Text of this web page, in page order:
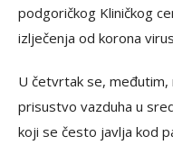
podgoričkog Kliničkog
izlječenja od korona
U četvrtak se, međutim,
prisustvo vazduha u
koji se često javlja kod